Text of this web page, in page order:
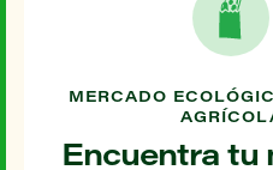
MERCADO
Encuentra tu